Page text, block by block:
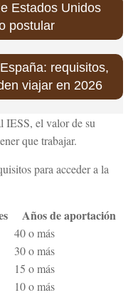
Estados Unidos
postular
requisitos,
viajar en 2026
IESS, el valor de su
que trabajar.
para acceder a la
Años de aportación
40 o más
30 o más
15 o más
10 o más